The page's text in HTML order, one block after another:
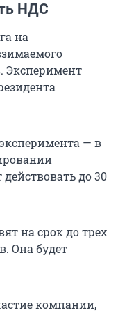
НДС
на
Эксперимент
— в
до 30
на срок до трех
Она будет
компании,